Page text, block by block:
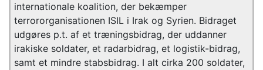
internationale koalition, der bekæmper
terrororganisationen ISIL i Irak og Syrien. Bidraget
udgøres p.t. af et træningsbidrag, der uddanner
irakiske soldater, et radarbidrag, et logistik-bidrag,
samt et mindre stabsbidrag. I alt cirka 200 soldater,